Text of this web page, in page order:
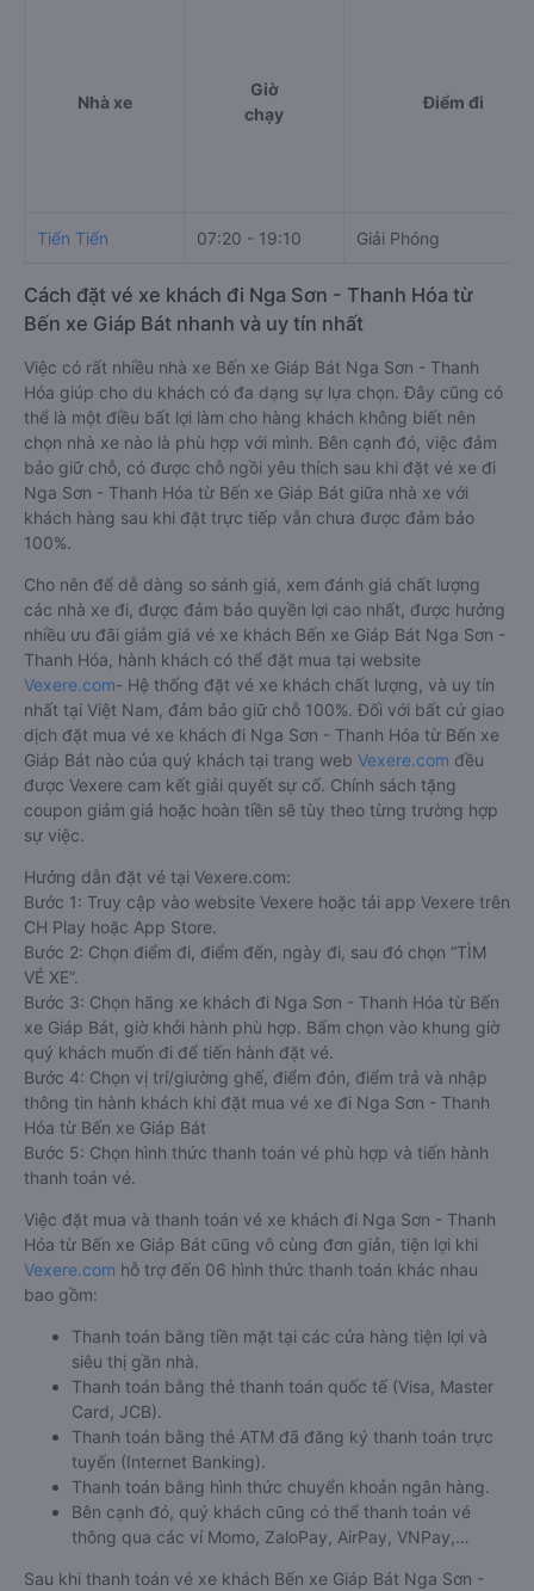
Nhà xe
Giờ
chạy
Điểm đi
Tiến Tiến 07:20 - 19:10 Giải Phóng
Cách đặt vé xe khách đi Nga Sơn - Thanh Hóa từ
Bến xe Giáp Bát nhanh và uy tín nhất
Việc có rất nhiều nhà xe Bến xe Giáp Bát Nga Sơn - Thanh
Hóa giúp cho du khách có đa dạng sự lựa chọn. Đây cũng có
thể là một điều bất lợi làm cho hàng khách không biết nên
chọn nhà xe nào là phù hợp với mình. Bên cạnh đó, việc đảm
bảo giữ chỗ, có được chỗ ngồi yêu thích sau khi đặt vé xe đi
Nga Sơn - Thanh Hóa từ Bến xe Giáp Bát giữa nhà xe với
khách hàng sau khi đặt trực tiếp vẫn chưa được đảm bảo
100%.
Cho nên để dễ dàng so sánh giá, xem đánh giá chất lượng
các nhà xe đi, được đảm bảo quyền lợi cao nhất, được hưởng
nhiều ưu đãi giảm giá vé xe khách Bến xe Giáp Bát Nga Sơn -
Thanh Hóa, hành khách có thể đặt mua tại website
Vexere.com- Hệ thống đặt vé xe khách chất lượng, và uy tín
nhất tại Việt Nam, đảm bảo giữ chỗ 100%. Đối với bất cứ giao
dịch đặt mua vé xe khách đi Nga Sơn - Thanh Hóa từ Bến xe
Giáp Bát nào của quý khách tại trang web Vexere.com đều
được Vexere cam kết giải quyết sự cố. Chính sách tặng
coupon giảm giá hoặc hoàn tiền sẽ tùy theo từng trường hợp
sự việc.
Hướng dẫn đặt vé tại Vexere.com:
Bước 1: Truy cập vào website Vexere hoặc tải app Vexere trên
CH Play hoặc App Store.
Bước 2: Chọn điểm đi, điểm đến, ngày đi, sau đó chọn “TÌM
VÉ XE”.
Bước 3: Chọn hãng xe khách đi Nga Sơn - Thanh Hóa từ Bến
xe Giáp Bát, giờ khởi hành phù hợp. Bấm chọn vào khung giờ
quý khách muốn đi để tiến hành đặt vé.
Bước 4: Chọn vị trí/giường ghế, điểm đón, điểm trả và nhập
thông tin hành khách khi đặt mua vé xe đi Nga Sơn - Thanh
Hóa từ Bến xe Giáp Bát
Bước 5: Chọn hình thức thanh toán vé phù hợp và tiến hành
thanh toán vé.
Việc đặt mua và thanh toán vé xe khách đi Nga Sơn - Thanh
Hóa từ Bến xe Giáp Bát cũng vô cùng đơn giản, tiện lợi khi
Vexere.com hỗ trợ đến 06 hình thức thanh toán khác nhau
bao gồm:
Thanh toán bằng tiền mặt tại các cửa hàng tiện lợi và
siêu thị gần nhà.
Thanh toán bằng thẻ thanh toán quốc tế (Visa, Master
Card, JCB).
Thanh toán bằng thẻ ATM đã đăng ký thanh toán trực
tuyến (Internet Banking).
Thanh toán bằng hình thức chuyển khoản ngân hàng.
Bên cạnh đó, quý khách cũng có thể thanh toán vé
thông qua các ví Momo, ZaloPay, AirPay, VNPay,…
Sau khi thanh toán vé xe khách Bến xe Giáp Bát Nga Sơn -